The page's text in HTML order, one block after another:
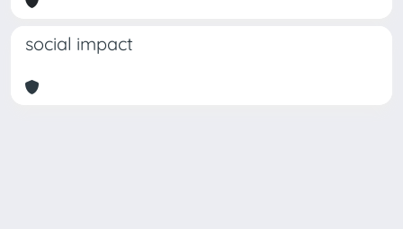
social impact